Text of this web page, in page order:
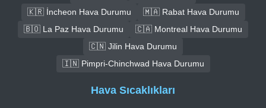
🇰🇷 İncheon Hava Durumu
🇲🇦 Rabat Hava Durumu
🇧🇴 La Paz Hava Durumu
🇨🇦 Montreal Hava Durumu
🇨🇳 Jilin Hava Durumu
🇮🇳 Pimpri-Chinchwad Hava Durumu
Hava Sıcaklıkları